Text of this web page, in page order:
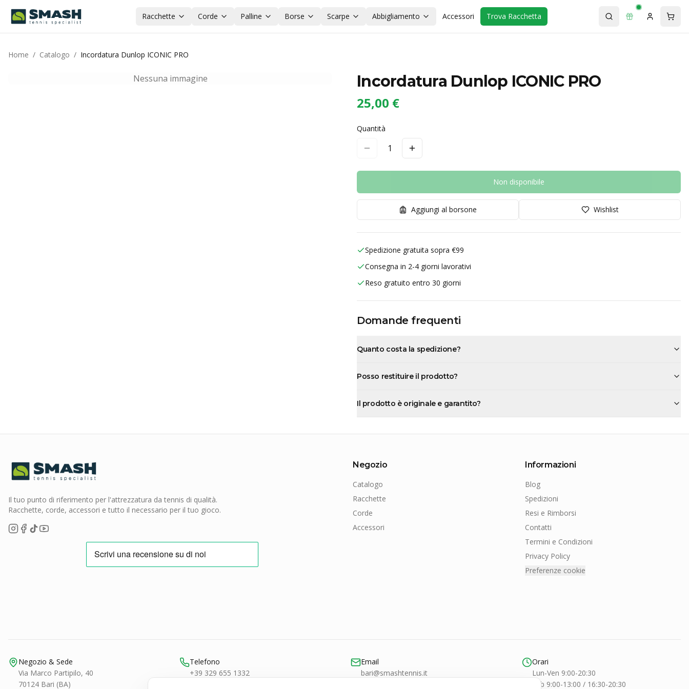
Racchette Corde Palline Borse Scarpe Abbigliamento Accessori Trova Racchetta
Home / Catalogo / Incordatura Dunlop ICONIC PRO
Nessuna immagine Incordatura Dunlop ICONIC PRO
25,00 €
Quantità
1
Non disponibile
Aggiungi al borsone Wishlist
Spedizione gratuita sopra €99
Consegna in 2-4 giorni lavorativi
Reso gratuito entro 30 giorni
Domande frequenti
Quanto costa la spedizione?
Posso restituire il prodotto?
Il prodotto è originale e garantito?
Il tuo punto di riferimento per l'attrezzatura da tennis di qualità.
Racchette, corde, accessori e tutto il necessario per il tuo gioco.
Negozio
Catalogo
Racchette
Corde
Accessori
Informazioni
Blog
Spedizioni
Resi e Rimborsi
Contatti
Termini e Condizioni
Privacy Policy
Preferenze cookie
Negozio & Sede
Via Marco Partipilo, 40
70124 Bari (BA)
Telefono
+39 329 655 1332
Email
bari@smashtennis.it
Orari
Lun-Ven 9:00-20:30
Sab 9:00-13:00 / 16:30-20:30